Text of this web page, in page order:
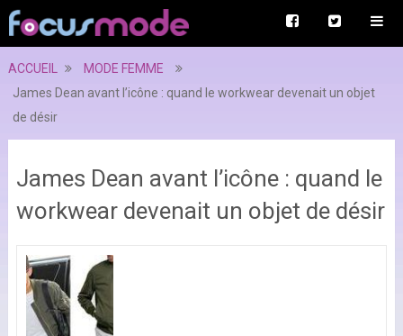
ACCUEIL
MODE FEMME
James Dean avant l’icône : quand le workwear devenait un objet
de désir
James Dean avant l’icône : quand le
workwear devenait un objet de désir